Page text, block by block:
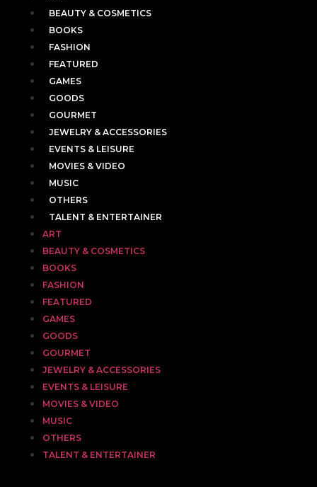
BEAUTY & COSMETICS
BOOKS
FASHION
FEATURED
GAMES
GOODS
GOURMET
JEWELRY & ACCESSORIES
EVENTS & LEISURE
MOVIES & VIDEO
MUSIC
OTHERS
TALENT & ENTERTAINER
ART
BEAUTY & COSMETICS
BOOKS
FASHION
FEATURED
GAMES
GOODS
GOURMET
JEWELRY & ACCESSORIES
EVENTS & LEISURE
MOVIES & VIDEO
MUSIC
OTHERS
TALENT & ENTERTAINER